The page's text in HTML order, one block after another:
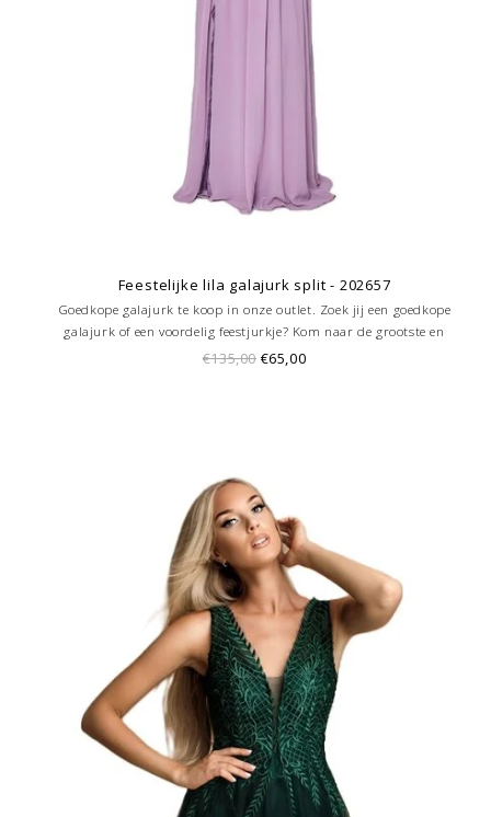
Feestelijke lila galajurk split - 202657
Goedkope galajurk te koop in onze outlet. Zoek jij een goedkope
galajurk of een voordelig feestjurkje? Kom naar de grootste en
goedkoopste galajurken outlet in de regio Amersfoort. Altijd voordelig!
€135,00 €65,00